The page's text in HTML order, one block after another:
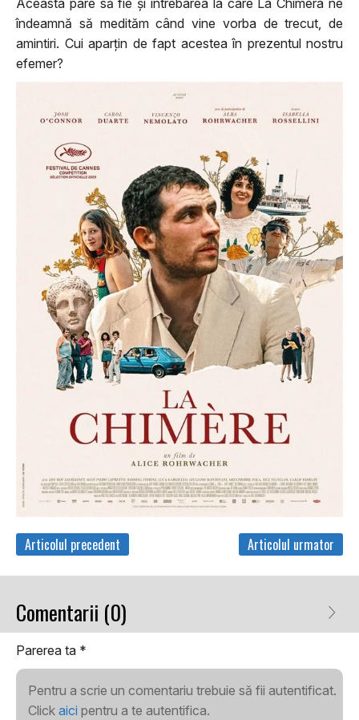
îndeamnă să medităm când vine vorba de trecut, de
amintiri. Cui aparțin de fapt acestea în prezentul nostru
efemer?
Articolul precedent Articolul urmator
Comentarii (0)
Parerea ta *
Pentru a scrie un comentariu trebuie să fii autentificat.
Click aici pentru a te autentifica.